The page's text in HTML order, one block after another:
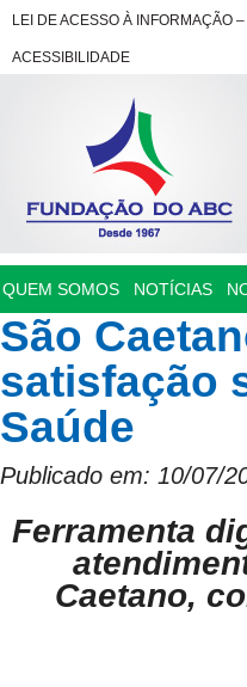
LEI DE ACESSO À INFORMAÇÃO –
ACESSIBILIDADE
QUEM SOMOS NOTÍCIAS
São
satisfação
Saúde
Publicado em: 10/07/
Ferramenta
Caetano,